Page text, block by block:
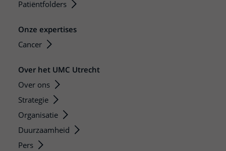
Patiëntfolders
Onze expertises
Cancer
Over het UMC Utrecht
Over ons
Strategie
Organisatie
Duurzaamheid
Pers